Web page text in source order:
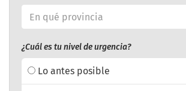
¿Cuál es tu nivel de urgencia?
Lo antes posible